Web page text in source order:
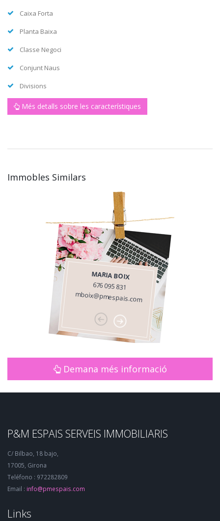
Caixa Forta
Planta Baixa
Classe Negoci
Conjunt Naus
Divisions
Més detalls sobre les característiques
Immobles Similars
MARIA BOIX
676 095 831
mboix@pmespais.com
Demana més informació
P&M ESPAIS SERVEIS IMMOBILIARIS
C/ Bilbao, 18 bajo,
17005, Girona
Teléfono : 972282809
Email : info@pmespais.com
Links